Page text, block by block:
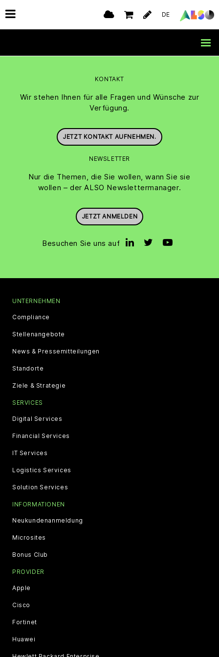
DE
KONTAKT
Wir stehen Ihnen für alle Fragen und Wünsche zur
Verfügung.
JETZT KONTAKT AUFNEHMEN.
NEWSLETTER
Nur die Themen, die Sie wollen, wann Sie sie
wollen – der ALSO Newslettermanager.
JETZT ANMELDEN
Besuchen Sie uns auf
UNTERNEHMEN
Compliance
Stellenangebote
News & Pressemitteilungen
Standorte
Ziele & Strategie
SERVICES
Digital Services
Financial Services
IT Services
Logistics Services
Solution Services
INFORMATIONEN
Neukundenanmeldung
Microsites
Bonus Club
PROVIDER
Apple
Cisco
Fortinet
Huawei